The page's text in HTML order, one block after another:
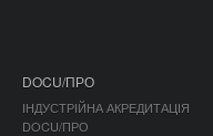
DOCU/ПРО
ІНДУСТРІЙНА АКРЕДИТАЦІЯ
DOCU/ПРО